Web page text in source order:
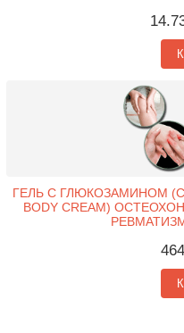
ГЕЛЬ С ГЛЮКОЗАМИНОМ
BODY CREAM)